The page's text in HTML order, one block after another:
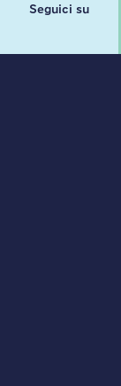
Seguici su